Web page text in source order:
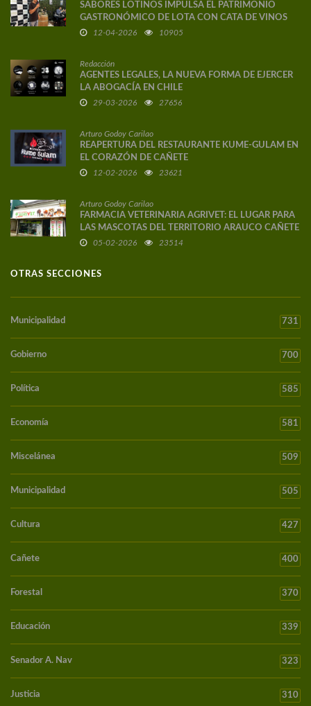
SABORES LOTINOS IMPULSA EL PATRIMONIO
GASTRONÓMICO DE LOTA CON CATA DE VINOS
DE AUTOR
12-04-2026 10905
Redacción
AGENTES LEGALES, LA NUEVA FORMA DE EJERCER
LA ABOGACÍA EN CHILE
29-03-2026 27656
Arturo Godoy Carilao
REAPERTURA DEL RESTAURANTE KUME-GULAM EN
EL CORAZÓN DE CAÑETE
12-02-2026 23621
Arturo Godoy Carilao
FARMACIA VETERINARIA AGRIVET: EL LUGAR PARA
LAS MASCOTAS DEL TERRITORIO ARAUCO CAÑETE
05-02-2026 23514
OTRAS SECCIONES
Municipalidad 731
Gobierno 700
Política 585
Economía 581
Miscelánea 509
Municipalidad 505
Cultura 427
Cañete 400
Forestal 370
Educación 339
Senador A. Nav 323
Justicia 310